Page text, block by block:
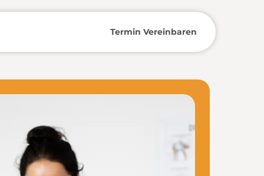
Termin Vereinbaren